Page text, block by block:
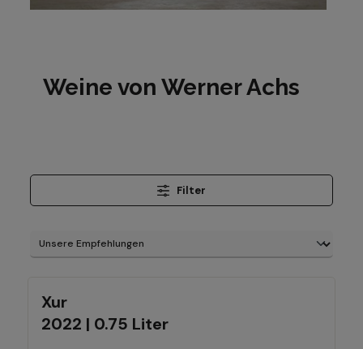
Weine von Werner Achs
Filter
Xur
2022 | 0.75 Liter